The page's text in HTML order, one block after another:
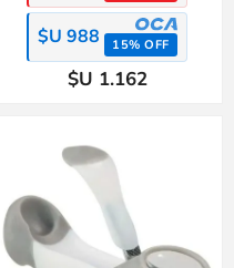
$U 988 15% OFF
$U 1.162